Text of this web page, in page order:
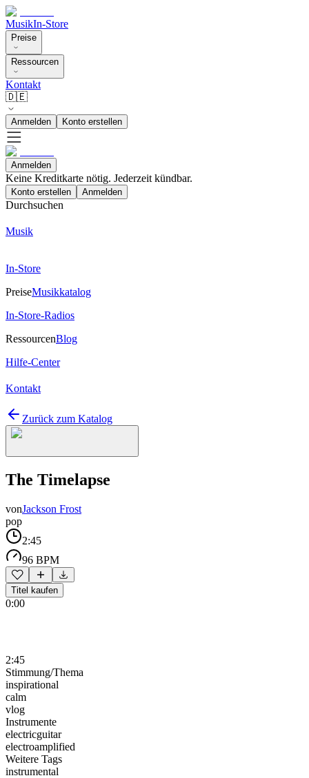
MusikIn-Store
Preise
Ressourcen
Kontakt
🇩🇪
Anmelden Konto erstellen
Anmelden
Keine Kreditkarte nötig. Jederzeit kündbar.
Konto erstellen Anmelden
Durchsuchen
Musik
In-Store
PreiseMusikkatalog
In-Store-Radios
RessourcenBlog
Hilfe-Center
Kontakt
Zurück zum Katalog
The Timelapse
vonJackson Frost
pop
2:45
96 BPM
Titel kaufen
0:00
2:45
Stimmung/Thema
inspirational
calm
vlog
Instrumente
electricguitar
electroamplified
Weitere Tags
instrumental